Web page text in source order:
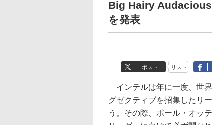
Big Hairy
を発表
ポスト リスト
インテルは年に一度、世
グゼクティブを招集したリ
う。その際、ポール・オッ